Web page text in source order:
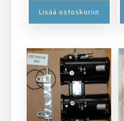
Lisää ostoskoriin